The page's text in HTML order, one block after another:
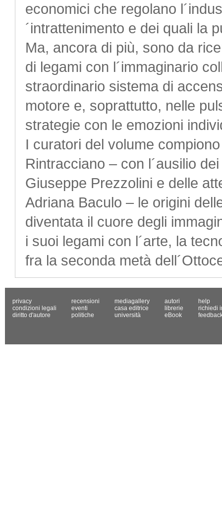
economici che regolano
´intrattenimento e dei quali la
Ma, ancora di più, sono da
di legami con l´immaginario
straordinario sistema di
motore e, soprattutto, nelle
strategie con le emozioni
I curatori del volume
Rintracciano – con l´ausilio
Giuseppe Prezzolini e delle
Adriana Baculo – le origini
diventata il cuore degli
i suoi legami con l´arte, la
fra la seconda metà
privacy
condizioni legali
diritto d'autore
recensioni
eventi
politiche
mediagallery
casa editrice
università
autori
librerie
eBook
help
richiedi